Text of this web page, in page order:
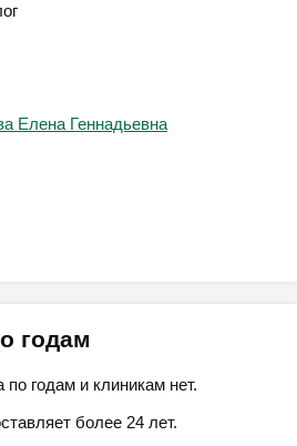
Елена Геннадьевна
годам
годам и клиникам нет.
более 24 лет.